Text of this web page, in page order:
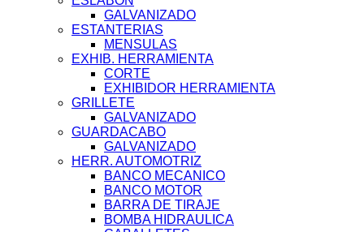
GALVANIZADO
ESTANTERIAS
MENSULAS
EXHIB. HERRAMIENTA
CORTE
EXHIBIDOR HERRAMIENTA
GRILLETE
GALVANIZADO
GUARDACABO
GALVANIZADO
HERR. AUTOMOTRIZ
BANCO MECANICO
BANCO MOTOR
BARRA DE TIRAJE
BOMBA HIDRAULICA